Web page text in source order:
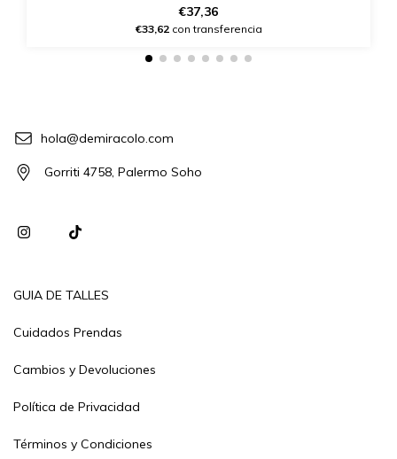
€37,36
€33,62con transferencia
hola@demiracolo.com
Gorriti 4758, Palermo Soho
GUIA DE TALLES
Cuidados Prendas
Cambios y Devoluciones
Política de Privacidad
Términos y Condiciones